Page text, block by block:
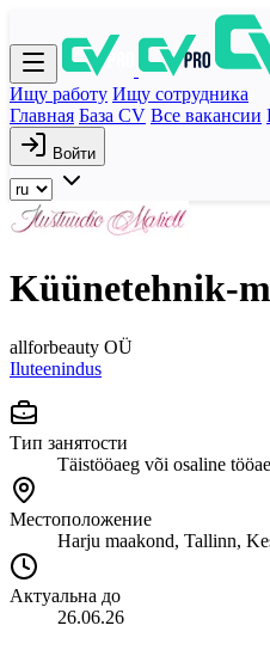
Ищу работу Ищу сотрудника
Главная База CV Все вакансии
Войти
Küünetehnik-
allforbeauty OÜ
Iluteenindus
Тип занятости
Täistööaeg või osaline
Местоположение
Harju maakond, Tallinn,
Актуальна до
26.06.26